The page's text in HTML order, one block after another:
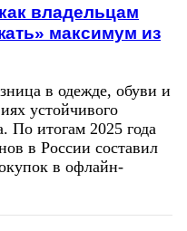
владельцам
максимум из
в одежде, обуви и
устойчивого
По итогам 2025 года
в России составил
в офлайн-